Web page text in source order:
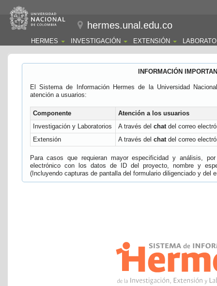
hermes.unal.edu.co
HERMES INVESTIGACIÓN EXTENSIÓN
INFORMACIÓN
El Sistema de Información Hermes de la Universidad
atención a usuarios:
Componente
Atención a los usuarios
Investigación y Laboratorios
A través del chatdel correo
Extensión
A través del chatdel correo
Para casos que requieran mayor especificidad y análisis,
electrónico con los datos de ID del proyecto, nombre y
(Incluyendo capturas de pantalla del formulario diligenciado y del